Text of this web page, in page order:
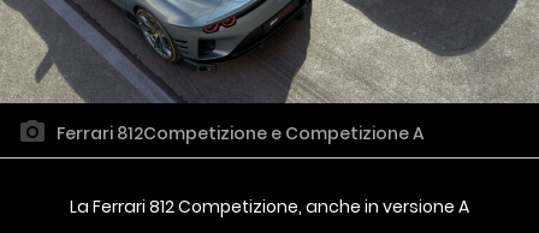
Ferrari 812Competizione e Competizione A
La Ferrari 812 Competizione, anche in versione A